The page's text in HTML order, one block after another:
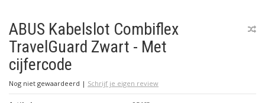
ABUS Kabelslot Combiflex
TravelGuard Zwart - Met
cijfercode
Nog niet gewaardeerd | Schrijf je eigen review